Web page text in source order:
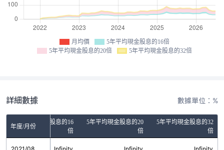
月均價
5年平均現金股息的16倍
5年平均現金股息的20倍
5年平均現金股息的32倍
詳細數據 數據單位：%
年度/月份
5年平均現金股息的16
倍
5年平均現金股息的20
倍
5年平均現金股息的32
倍